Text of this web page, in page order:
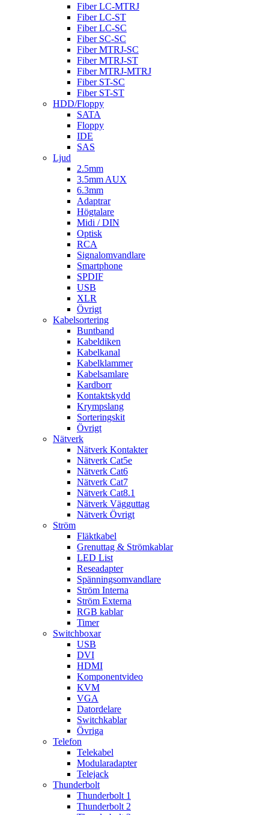
Fiber LC-MTRJ
Fiber LC-ST
Fiber LC-SC
Fiber SC-SC
Fiber MTRJ-SC
Fiber MTRJ-ST
Fiber MTRJ-MTRJ
Fiber ST-SC
Fiber ST-ST
HDD/Floppy
SATA
Floppy
IDE
SAS
Ljud
2.5mm
3.5mm AUX
6.3mm
Adaptrar
Högtalare
Midi / DIN
Optisk
RCA
Signalomvandlare
Smartphone
SPDIF
USB
XLR
Övrigt
Kabelsortering
Buntband
Kabeldiken
Kabelkanal
Kabelklammer
Kabelsamlare
Kardborr
Kontaktskydd
Krympslang
Sorteringskit
Övrigt
Nätverk
Nätverk Kontakter
Nätverk Cat5e
Nätverk Cat6
Nätverk Cat7
Nätverk Cat8.1
Nätverk Vägguttag
Nätverk Övrigt
Ström
Fläktkabel
Grenuttag & Strömkablar
LED List
Reseadapter
Spänningsomvandlare
Ström Interna
Ström Externa
RGB kablar
Timer
Switchboxar
USB
DVI
HDMI
Komponentvideo
KVM
VGA
Datordelare
Switchkablar
Övriga
Telefon
Telekabel
Modularadapter
Telejack
Thunderbolt
Thunderbolt 1
Thunderbolt 2